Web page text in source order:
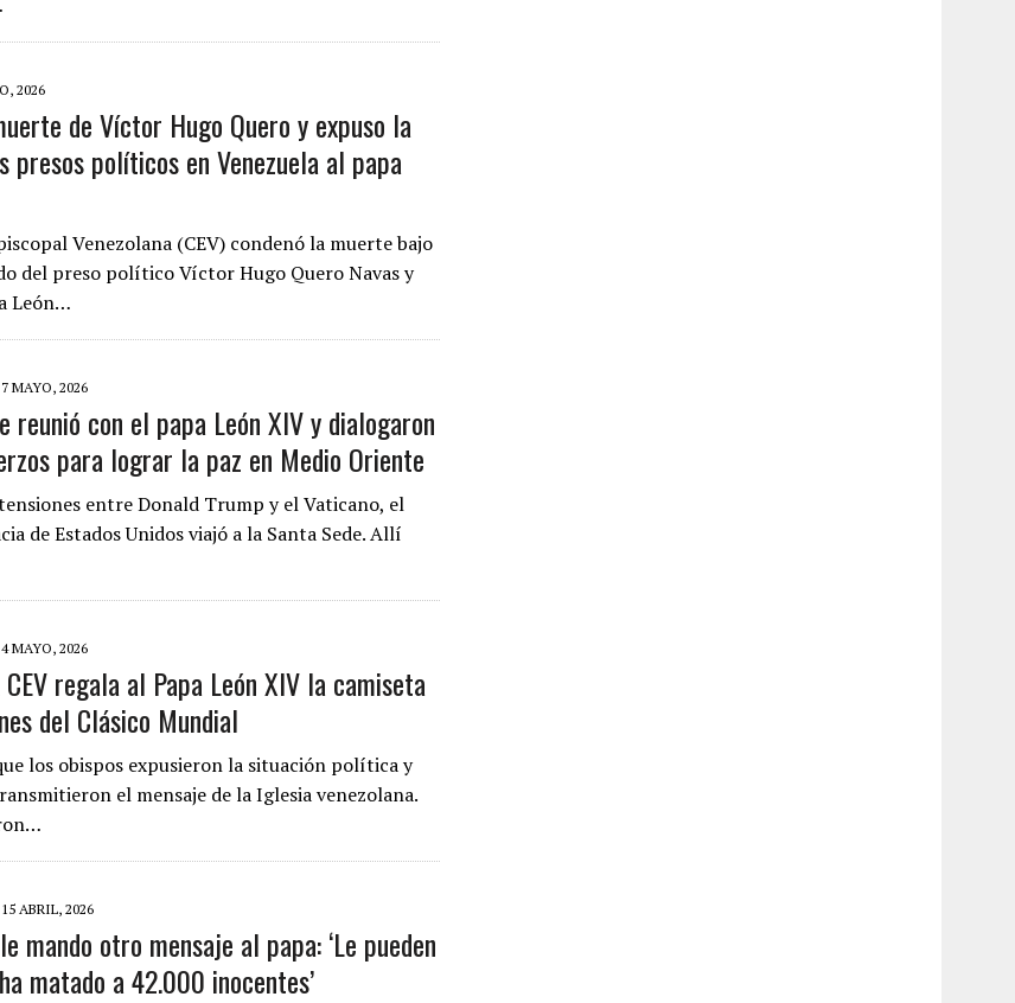
2026
de Víctor Hugo Quero y expuso la
presos políticos en Venezuela al papa
Venezolana (CEV) condenó la muerte bajo
del preso político Víctor Hugo Quero Navas y
León…
7 MAYO, 2026
reunió con el papa León XIV y dialogaron
para lograr la paz en Medio Oriente
entre Donald Trump y el Vaticano, el
de Estados Unidos viajó a la Santa Sede. Allí
4 MAYO, 2026
regala al Papa León XIV la camiseta
del Clásico Mundial
los obispos expusieron la situación política y
el mensaje de la Iglesia venezolana.
15 ABRIL, 2026
mando otro mensaje al papa: ‘Le pueden
matado a 42.000 inocentes’